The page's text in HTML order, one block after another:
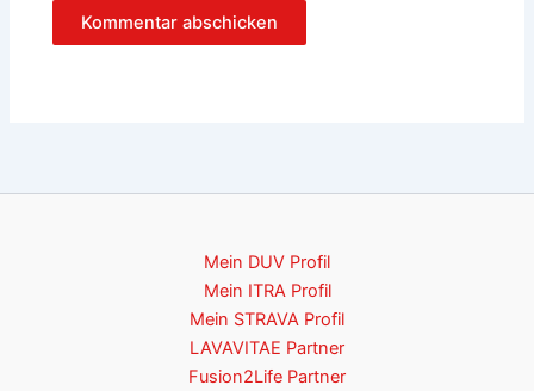
Mein DUV Profil
Mein ITRA Profil
Mein STRAVA Profil
LAVAVITAE Partner
Fusion2Life Partner